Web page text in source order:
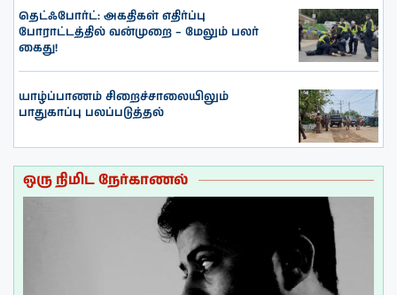
தெட்ஃபோர்ட்: அகதிகள் எதிர்ப்பு
போராட்டத்தில் வன்முறை – மேலும் பலர்
கைது!
யாழ்ப்பாணம் சிறைச்சாலையிலும்
பாதுகாப்பு பலப்படுத்தல்
ஒரு நிமிட நேர்காணல்